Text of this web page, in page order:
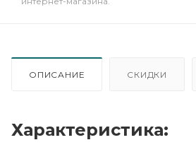
ОПИСАНИЕ СКИДКИ
Характеристика: